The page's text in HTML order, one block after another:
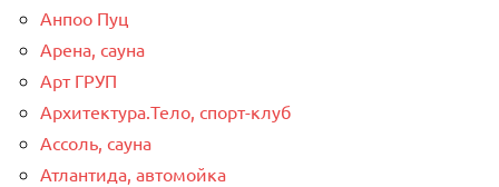
Анпоо Пуц
Арена, сауна
Арт ГРУП
Архитектура.Тело, спорт-клуб
Ассоль, сауна
Атлантида, автомойка